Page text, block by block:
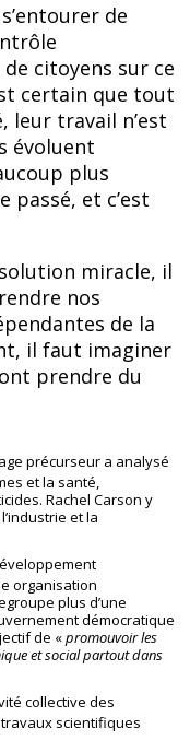
de
citoyens sur ce
certain que tout
leur travail n’est
évoluent
plus
et c’est
solution miracle, il
nos
de la
il faut imaginer
prendre du
précurseur a analysé
et la santé,
Rachel Carson y
et la
organisation
plus d’une
démocratique
de «promouvoir les
et social partout dans
collective des
scientifiques